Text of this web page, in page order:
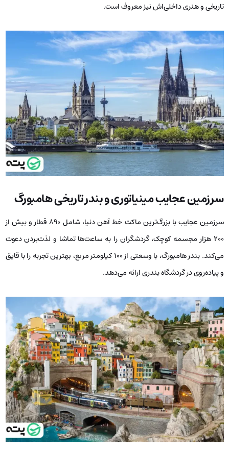
تاریخی و هنری داخلی‌اش نیز معروف است.
سرزمین عجایب مینیاتوری و بندر تاریخی هامبورگ
سرزمین عجایب با بزرگ‌ترین ماکت خط آهن دنیا، شامل ۸۹۰ قطار و بیش از
۲۰۰ هزار مجسمه کوچک، گردشگران را به ساعت‌ها تماشا و لذت‌بردن دعوت
می‌کند. بندر هامبورگ، با وسعتی از ۱۰۰ کیلومتر مربع، بهترین تجربه را با قایق
و پیاده‌روی در گردشگاه بندری ارائه می‌دهد.